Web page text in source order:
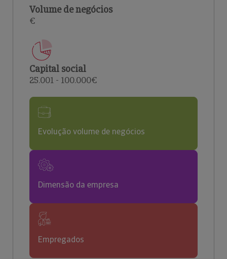
Volume de negócios
€
Capital social
25.001 - 100.000€
Evolução volume de negócios
Dimensão da empresa
Empregados